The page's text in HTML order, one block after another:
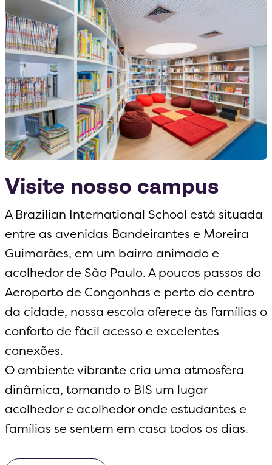
Visite nosso campus
A Brazilian International School está situada
entre as avenidas Bandeirantes e Moreira
Guimarães, em um bairro animado e
acolhedor de São Paulo. A poucos passos do
Aeroporto de Congonhas e perto do centro
da cidade, nossa escola oferece às famílias o
conforto de fácil acesso e excelentes
conexões.
O ambiente vibrante cria uma atmosfera
dinâmica, tornando o BIS um lugar
acolhedor e acolhedor onde estudantes e
famílias se sentem em casa todos os dias.